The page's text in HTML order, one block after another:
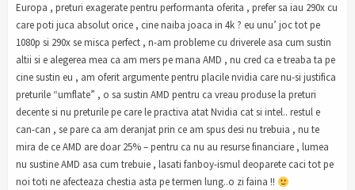
Europa , preturi exagerate pentru performanta oferita , prefer sa iau 290x cu
care poti juca absolut orice , cine naiba joaca in 4k ? eu unu’ joc tot pe
1080p si 290x se misca perfect , n-am probleme cu driverele asa cum sustin
altii si e alegerea mea ca am mers pe mana AMD , nu cred ca e treaba ta pe
cine sustin eu , am oferit argumente pentru placile nvidia care nu-si justifica
preturile “umflate” , o sa sustin AMD pentru ca vreau produse la preturi
decente si nu preturile pe care le practiva atat Nvidia cat si intel.. restul e
can-can , se pare ca am deranjat prin ce am spus desi nu trebuia , nu te
mira de ce AMD are doar 25% – pentru ca nu au resurse financiare , lumea
nu sustine AMD asa cum trebuie , lasati fanboy-ismul deoparete caci tot pe
noi toti ne afecteaza chestia asta pe termen lung..o zi faina !!